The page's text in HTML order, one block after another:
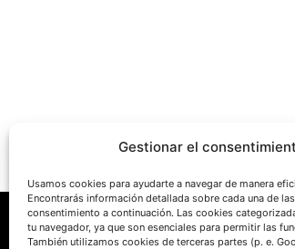
Gestionar el
Usamos cookies para ayudarte a navegar de manera
Encontrarás información detallada sobre cada una de
consentimiento a continuación. Las cookies
tu navegador, ya que son esenciales para permitir las
También utilizamos cookies de terceras partes (p. e.